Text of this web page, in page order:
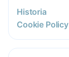
Historia
Cookie Policy